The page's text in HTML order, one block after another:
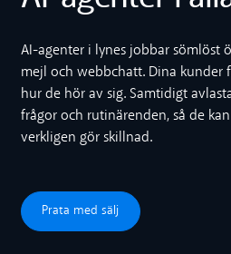
AI-agenter i lynes jobbar sömlöst
mejl och webbchatt. Dina kunder
hur de hör av sig. Samtidigt
frågor och rutinärenden, så de
verkligen gör skillnad.
Prata med sälj
Prata med sälj